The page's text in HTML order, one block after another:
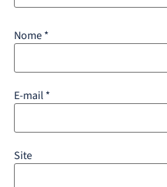
Nome*
E-mail*
Site